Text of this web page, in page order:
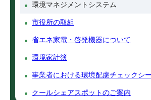
環境マネジメントシステム
市役所の取組
省エネ家電・啓発機器について
環境家計簿
事業者における環境配慮チェックシ
クールシェアスポットのご案内